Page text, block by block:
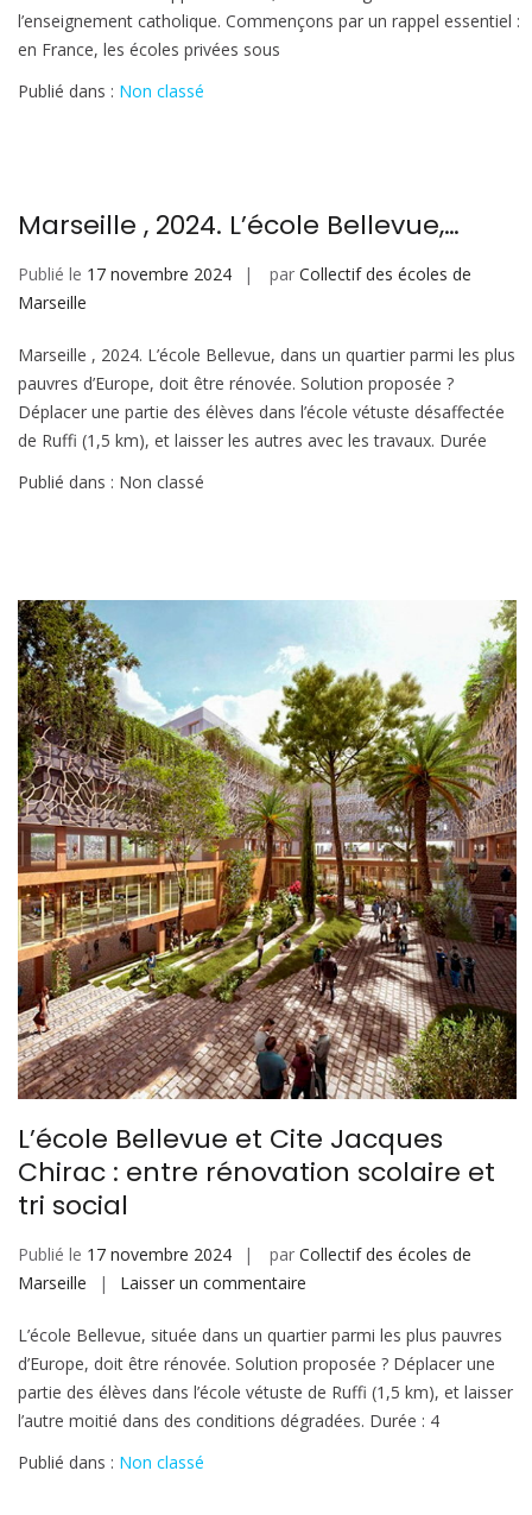
:
l’enseignement catholique. Commençons par un rappel essentiel :
en France, les écoles privées sous
Publié dans : Non classé
Marseille , 2024. L’école Bellevue,…
Publié le 17 novembre 2024 par Collectif des écoles de
Marseille
Marseille , 2024. L’école Bellevue, dans un quartier parmi les plus
pauvres d’Europe, doit être rénovée. Solution proposée ?
Déplacer une partie des élèves dans l’école vétuste désaffectée
de Ruffi (1,5 km), et laisser les autres avec les travaux. Durée
Publié dans : Non classé
L’école Bellevue et Cite Jacques
Chirac : entre rénovation scolaire et
tri social
Publié le 17 novembre 2024 par Collectif des écoles de
Marseille
Laisser un commentaire
Bellevue
et
Cite
Jacques
L’école Bellevue, située dans un quartier parmi les plus pauvres
d’Europe, doit être rénovée. Solution proposée ? Déplacer une
partie des élèves dans l’école vétuste de Ruffi (1,5 km), et laisser
l’autre moitié dans des conditions dégradées. Durée : 4
Publié dans : Non classé